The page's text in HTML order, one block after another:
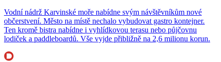
Vodní nádrž Karvinské moře nabídne svým návštěvníkům nové
občerstvení. Město na místě nechalo vybudovat gastro kontejner.
Ten kromě bistra nabídne i vyhlídkovou terasu nebo půjčovnu
lodiček a paddleboardů. Vše vyjde přibližně na 2,6 milionu korun.